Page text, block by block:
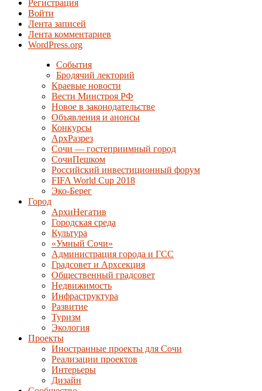
Регистрация
Войти
Лента записей
Лента комментариев
WordPress.org
События
Бродячий лекторий
Краевые новости
Вести Минстроя РФ
Новое в законодательстве
Объявления и анонсы
Конкурсы
АрхРазрез
Сочи — гостеприимный город
СочиПешком
Российский инвестиционный форум
FIFA World Cup 2018
Эко-Берег
Город
АрхиНегатив
Городская среда
Культура
«Умный Сочи»
Администрация города и ГСС
Градсовет и Архсекция
Общественный градсовет
Недвижимость
Инфраструктура
Развитие
Туризм
Экология
Проекты
Иностранные проекты для Сочи
Реализации проектов
Интерьеры
Дизайн